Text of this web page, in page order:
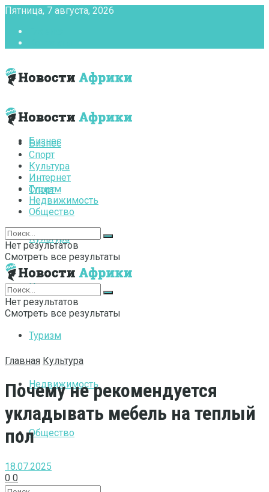
Пятница, 7 августа, 2026
Бизнес
Спорт
Культура
Интернет
Туризм
Недвижимость
Общество
Бизнес
Спорт
Культура
Интернет
Туризм
Недвижимость
Общество
Нет результатов
Смотреть все результаты
Нет результатов
Смотреть все результаты
Главная Культура
Почему не рекомендуется
укладывать мебель на теплый
пол
18.07.2025
0 0